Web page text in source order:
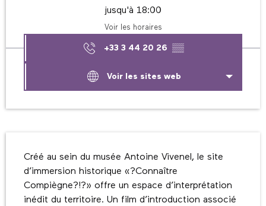
jusqu'à 18:00
Voir les horaires
+33 3 44 20 26 ▒▒
Voir les sites web
Créé au sein du musée Antoine Vivenel, le site
d’immersion historique «?Connaître
Compiègne?!?» offre un espace d’interprétation
inédit du territoire. Un film d’introduction associé